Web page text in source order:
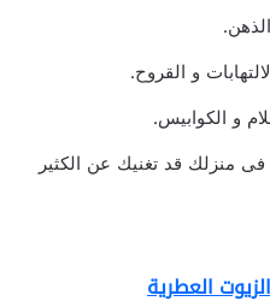
و القروح.
و الكوابيس.
فى منزلك قد تغنيك عن الكثير